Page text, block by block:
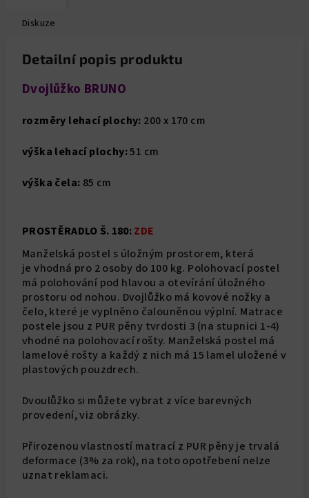
Diskuze
Detailní popis produktu
Dvojlůžko BRUNO
rozměry lehací plochy: 200 x 170 cm
výška lehací plochy:51 cm
výška čela: 85 cm
PROSTĚRADLO Š. 180:ZDE
Manželská postel s úložným prostorem, která
je vhodná pro 2 osoby do 100 kg. Polohovací postel
má polohování pod hlavou a otevírání úložného
prostoru od nohou. Dvojlůžko má kovové nožky a
čelo, které je vyplněno čalouněnou výplní. Matrace
postele jsou z PUR pěny tvrdosti 3 (na stupnici 1-4)
vhodné na polohovací rošty. Manželská postel má
lamelové rošty a každý z nich má 15 lamel uložené v
plastových pouzdrech.
Dvoulůžko si můžete vybrat z více barevných
provedení, viz obrázky.
Přirozenou vlastností matrací z PUR pěny je trvalá
deformace (3% za rok), na toto opotřebení nelze
uznat reklamaci.